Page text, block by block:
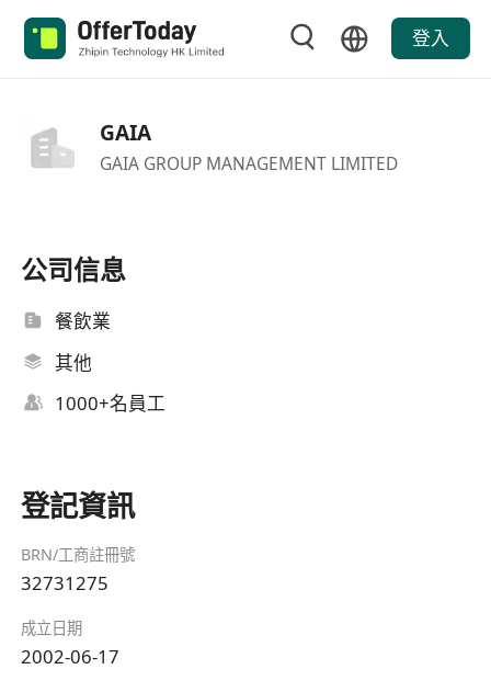
登入
GAIA
GAIA GROUP MANAGEMENT LIMITED
公司信息
餐飲業
其他
1000+名員工
登記資訊
BRN/工商註冊號
32731275
成立日期
2002-06-17